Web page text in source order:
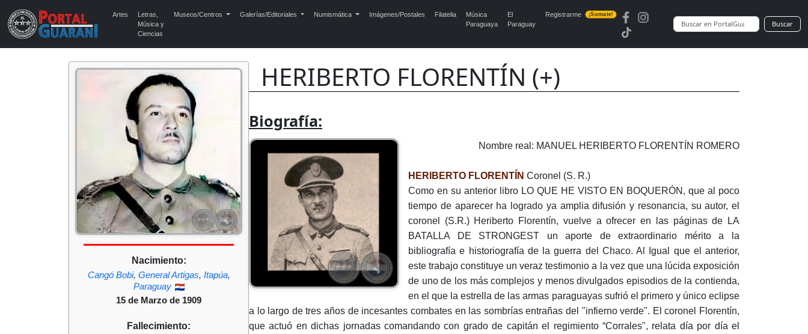
Artes
Letras,
Música y
Ciencias
Museos/Centros Galerías/Editoriales Numismática Imágenes/Postales Filatelia
Música
Paraguaya
El
Paraguay
Registrarme ¡Sumate!
Buscar
HERIBERTO FLORENTÍN (+)
Nacimiento:
Cangó Bobi, General Artigas, Itapúa,
Paraguay
15 de Marzo de 1909
Fallecimiento:
Biografía:
Nombre real: MANUEL HERIBERTO FLORENTÍN ROMERO
HERIBERTO FLORENTÍN Coronel (S. R.)
Como en su anterior libro LO QUE HE VISTO EN BOQUERÓN, que al poco
tiempo de aparecer ha logrado ya amplia difusión y resonancia, su autor, el
coronel (S.R.) Heriberto Florentín, vuelve a ofrecer en las páginas de LA
BATALLA DE STRONGEST un aporte de extraordinario mérito a la
bibliografía e historiografía de la guerra del Chaco. Al Igual que el anterior,
este trabajo constituye un veraz testimonio a la vez que una lúcida exposición
de uno de los más complejos y menos divulgados episodios de la contienda,
en el que la estrella de las armas paraguayas sufrió el primero y único eclipse
a lo largo de tres años de incesantes combates en las sombrías entrañas del "infierno verde". El coronel Florentín,
que actuó en dichas jornadas comandando con grado de capitán el regimiento “Corrales", relata día por día el